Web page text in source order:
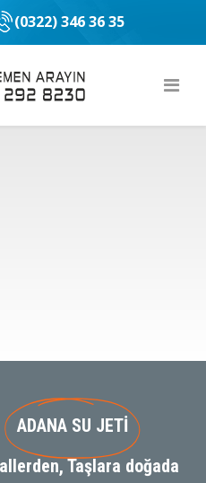
(0322) 346 36 35
ADANA SU JETİ
Taşlara doğada